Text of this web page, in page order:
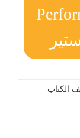
الكتاب